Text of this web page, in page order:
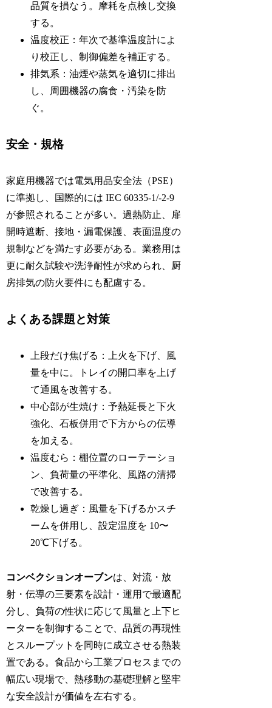
品質を損なう。摩耗を点検し交換
する。
温度校正：年次で基準温度計によ
り校正し、制御偏差を補正する。
排気系：油煙や蒸気を適切に排出
し、周囲機器の腐食・汚染を防
ぐ。
安全・規格
家庭用機器では電気用品安全法（PSE）
に準拠し、国際的には IEC 60335-1/-2-9
が参照されることが多い。過熱防止、扉
開時遮断、接地・漏電保護、表面温度の
規制などを満たす必要がある。業務用は
更に耐久試験や洗浄耐性が求められ、厨
房排気の防火要件にも配慮する。
よくある課題と対策
上段だけ焦げる：上火を下げ、風
量を中に。トレイの開口率を上げ
て通風を改善する。
中心部が生焼け：予熱延長と下火
強化、石板併用で下方からの伝導
を加える。
温度むら：棚位置のローテーショ
ン、負荷量の平準化、風路の清掃
で改善する。
乾燥し過ぎ：風量を下げるかスチ
ームを併用し、設定温度を 10〜
20℃下げる。
コンベクションオーブンは、対流・放
射・伝導の三要素を設計・運用で最適配
分し、負荷の性状に応じて風量と上下ヒ
ーターを制御することで、品質の再現性
とスループットを同時に成立させる熱装
置である。食品から工業プロセスまでの
幅広い現場で、熱移動の基礎理解と堅牢
な安全設計が価値を左右する。